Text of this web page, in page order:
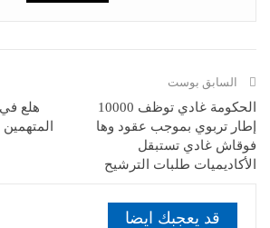
السابق بوست
الحكومة غادي توظف 10000
إطار تربوي بموجب عقود وها
فوقاش غادي تستبقل
الأكاديميات طلبات الترشيح
هلع
قد يعجبك ايضا